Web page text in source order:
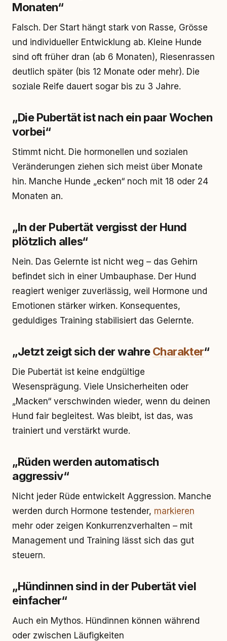
Monaten“
Falsch. Der Start hängt stark von Rasse, Grösse
und individueller Entwicklung ab. Kleine Hunde
sind oft früher dran (ab 6 Monaten), Riesenrassen
deutlich später (bis 12 Monate oder mehr). Die
soziale Reife dauert sogar bis zu 3 Jahre.
„Die Pubertät ist nach ein paar Wochen
vorbei“
Stimmt nicht. Die hormonellen und sozialen
Veränderungen ziehen sich meist über Monate
hin. Manche Hunde „ecken“ noch mit 18 oder 24
Monaten an.
„In der Pubertät vergisst der Hund
plötzlich alles“
Nein. Das Gelernte ist nicht weg – das Gehirn
befindet sich in einer Umbauphase. Der Hund
reagiert weniger zuverlässig, weil Hormone und
Emotionen stärker wirken. Konsequentes,
geduldiges Training stabilisiert das Gelernte.
„Jetzt zeigt sich der wahreCharakter“
Die Pubertät ist keine endgültige
Wesensprägung. Viele Unsicherheiten oder
„Macken“ verschwinden wieder, wenn du deinen
Hund fair begleitest. Was bleibt, ist das, was
trainiert und verstärkt wurde.
„Rüden werden automatisch
aggressiv“
Nicht jeder Rüde entwickelt Aggression. Manche
werden durch Hormone testender, markieren
mehr oder zeigen Konkurrenzverhalten – mit
Management und Training lässt sich das gut
steuern.
„Hündinnen sind in der Pubertät viel
einfacher“
Auch ein Mythos. Hündinnen können während
oder zwischen Läufigkeiten